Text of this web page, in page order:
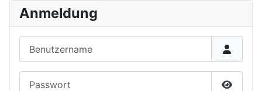
Anmeldung